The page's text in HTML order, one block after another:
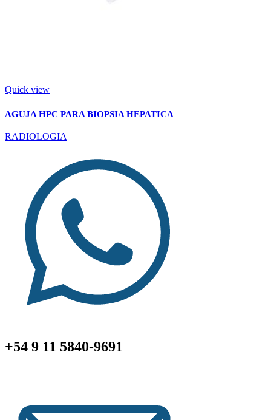
Quick view
AGUJA HPC PARA BIOPSIA HEPATICA
RADIOLOGIA
+54 9 11 5840-9691